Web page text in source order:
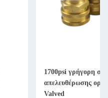
1700psi γρήγορη
απελευθέρωσης
Valved